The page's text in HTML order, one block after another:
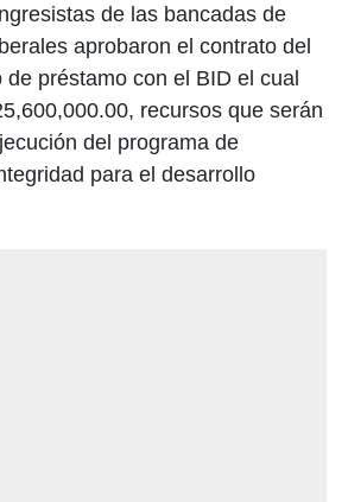
de las bancadas de
aprobaron el contrato del
de préstamo con el BID el cual
recursos que serán
del programa de
para el desarrollo